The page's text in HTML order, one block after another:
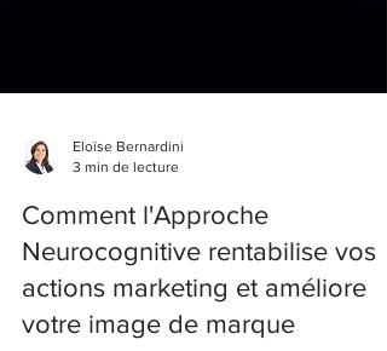
3 min de lecture
Comment l'Approche
Neurocognitive rentabilise vos
actions marketing et améliore